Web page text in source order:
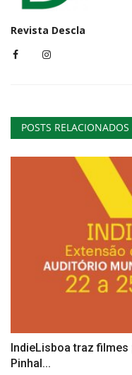
Revista Descla
POSTS RELACIONADOS
IndieLisboa traz
Pinhal...